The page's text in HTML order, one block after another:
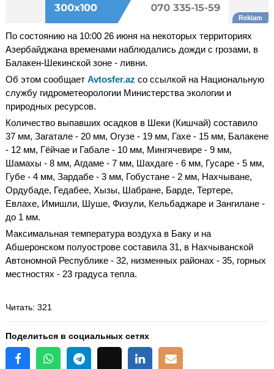
По состоянию на 10:00 26 июня на некоторых территориях
Азербайджана временами наблюдались дожди с грозами, в
Балакен-Шекинской зоне - ливни.
Об этом сообщает Avtosfer.az со ссылкой на Национальную
службу гидрометеорологии Министерства экологии и
природных ресурсов.
Количество выпавших осадков в Шеки (Кишчай) составило
37 мм, Загатале - 20 мм, Огузе - 19 мм, Гахе - 15 мм, Балакене
- 12 мм, Гёйчае и Габале - 10 мм, Мингячевире - 9 мм,
Шамахы - 8 мм, Агдаме - 7 мм, Шахдаге - 6 мм, Гусаре - 5 мм,
Губе - 4 мм, Зардабе - 3 мм, Гобустане - 2 мм, Нахчыване,
Ордубаде, Гедабее, Хызы, Шабране, Барде, Тертере,
Евлахе, Имишли, Шуше, Физули, Кельбаджаре и Зангилане -
до 1 мм.
Максимальная температура воздуха в Баку и на
Абшеронском полуострове составила 31, в Нахчыванской
Автономной Республике - 32, низменных районах - 35, горных
местностях - 23 градуса тепла.
Читать: 321
Поделиться в социальных сетях